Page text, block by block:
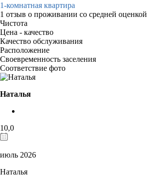
1-комнатная квартира
1 отзыв о проживании со средней оценкой
Чистота
Цена - качество
Качество обслуживания
Расположение
Своевременность заселения
Соответствие фото
Наталья
10,0
июль 2026
Наталья